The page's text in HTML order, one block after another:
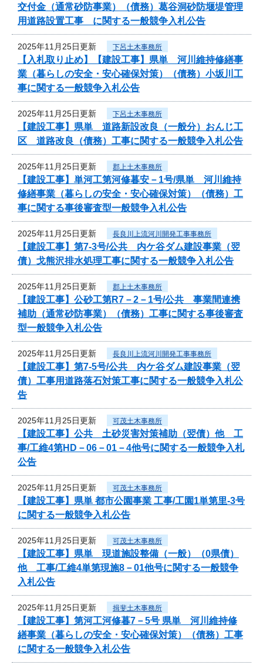
交付金（通常砂防事業）（債務）葛谷洞砂防堰堤管理
用道路設置工事 に関する一般競争入札公告
2025年11月25日更新 下呂土木事務所
【入札取り止め】【建設工事】県単 河川維持修繕事
業（暮らしの安全・安心確保対策）（債務）小坂川工
事に関する一般競争入札公告
2025年11月25日更新 下呂土木事務所
【建設工事】県単 道路新設改良（一般分）おんじ工
区 道路改良（債務）工事に関する一般競争入札公告
2025年11月25日更新 郡上土木事務所
【建設工事】単河工第河修暮安－1号/県単 河川維持
修繕事業（暮らしの安全・安心確保対策）（債務）工
事に関する事後審査型一般競争入札公告
2025年11月25日更新 長良川上流河川開発工事事務所
【建設工事】第7-3号/公共 内ケ谷ダム建設事業（翌
債）戈熊沢排水処理工事に関する一般競争入札公告
2025年11月25日更新 郡上土木事務所
【建設工事】公砂工第R7－2－1号/公共 事業間連携
補助（通常砂防事業）（債務）工事に関する事後審査
型一般競争入札公告
2025年11月25日更新 長良川上流河川開発工事事務所
【建設工事】第7-5号/公共 内ケ谷ダム建設事業（翌
債）工事用道路落石対策工事に関する一般競争入札公
告
2025年11月25日更新 可茂土木事務所
【建設工事】公共 土砂災害対策補助（翌債）他 工
事/工維4第HD－06－01－4他号に関する一般競争入札
公告
2025年11月25日更新 可茂土木事務所
【建設工事】県単 都市公園事業 工事/工園1単第里-3号
に関する一般競争入札公告
2025年11月25日更新 可茂土木事務所
【建設工事】県単 現道施設整備（一般）（0県債）
他 工事/工維4単第現施8－01他号に関する一般競争
入札公告
2025年11月25日更新 揖斐土木事務所
【建設工事】第河工河修暮7－5号 県単 河川維持修
繕事業（暮らしの安全・安心確保対策）（債務）工事
に関する一般競争入札公告